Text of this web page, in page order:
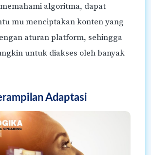
algoritma, dapat
mu menciptakan konten yang
aturan platform, sehingga
untuk diakses oleh banyak
Adaptasi